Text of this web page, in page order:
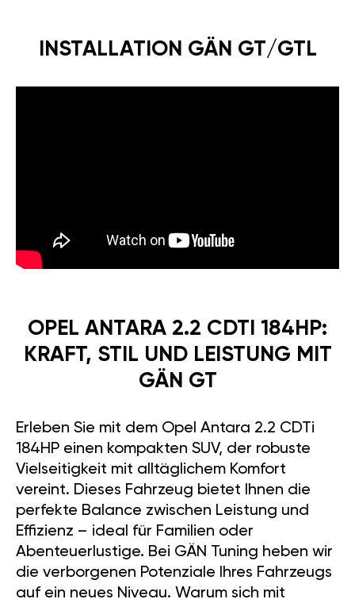
INSTALLATION GÄN GT/GTL
OPEL ANTARA 2.2 CDTI 184HP:
KRAFT, STIL UND LEISTUNG MIT
GÄN GT
Erleben Sie mit dem Opel Antara 2.2 CDTi
184HP einen kompakten SUV, der robuste
Vielseitigkeit mit alltäglichem Komfort
vereint. Dieses Fahrzeug bietet Ihnen die
perfekte Balance zwischen Leistung und
Effizienz – ideal für Familien oder
Abenteuerlustige. Bei GÄN Tuning heben wir
die verborgenen Potenziale Ihres Fahrzeugs
auf ein neues Niveau. Warum sich mit